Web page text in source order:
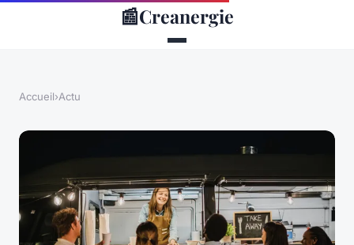
📰Creanergie
Accueil›Actu